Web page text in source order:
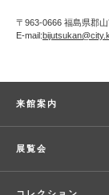
〒963-0666 福島県郡
E-mail:
来館案内
展覧会